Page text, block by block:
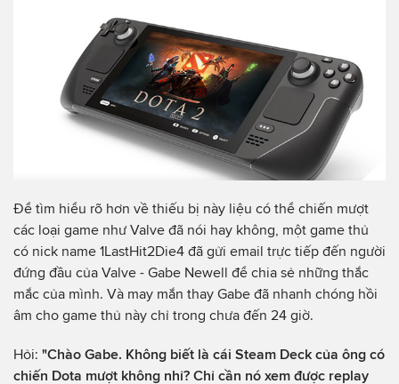
Để tìm hiểu rõ hơn về thiếu bị này liệu có thể chiến mượt
các loại game như Valve đã nói hay không, một game thủ
có nick name 1LastHit2Die4 đã gửi email trực tiếp đến người
đứng đầu của Valve - Gabe Newell để chia sẻ những thắc
mắc của mình. Và may mắn thay Gabe đã nhanh chóng hồi
âm cho game thủ này chỉ trong chưa đến 24 giờ.
Hỏi: "Chào Gabe. Không biết là cái Steam Deck của ông có
chiến Dota mượt không nhỉ? Chỉ cần nó xem được replay